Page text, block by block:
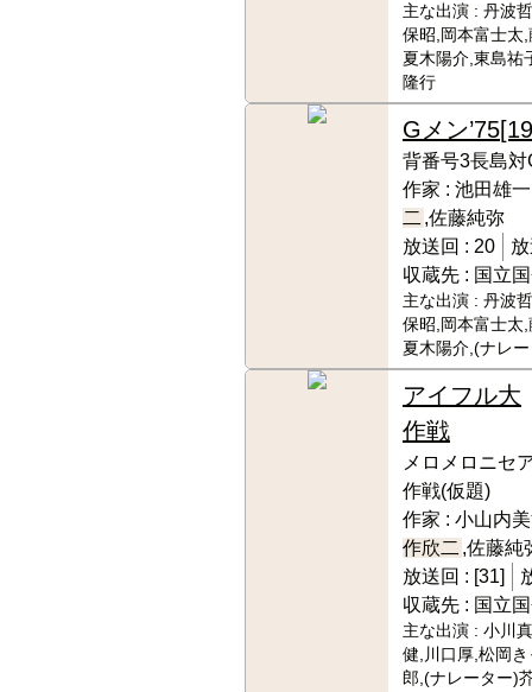
主な出演 : 丹波
保昭,岡本富士太
夏木陽介,東島祐
隆行
Gメン’75
背番号3長島対
作家 : 池田雄
二 ,佐藤純弥
放送回 : 20
収蔵先 : 国立
主な出演 : 丹波
保昭,岡本富士太
夏木陽介,(ナレ
アイフル大
作戦
メロメロニセ
作戦(仮題)
作家 : 小山内
作欣二 ,佐藤純
放送回 : [31]
収蔵先 : 国立
主な出演 : 小川
健,川口厚,松岡
郎,(ナレーター)